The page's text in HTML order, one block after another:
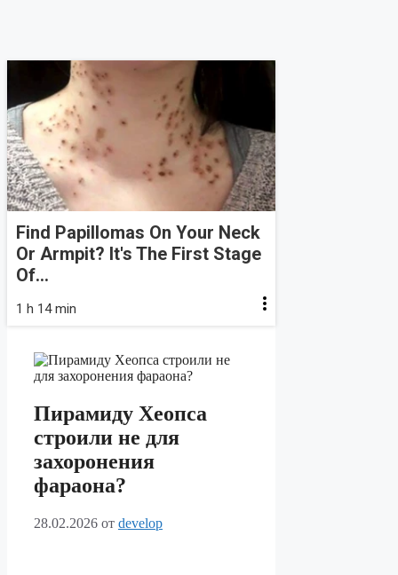
Find Papillomas On Your Neck
Or Armpit? It's The First Stage
Of...
1 h 14 min
Пирамиду Хеопса
строили не для
захоронения
фараона?
28.02.2026 от develop